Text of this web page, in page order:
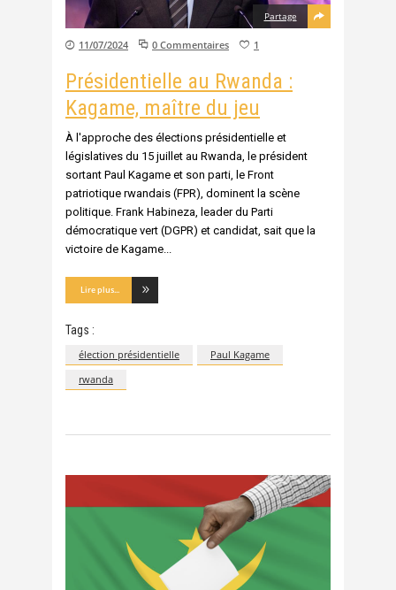
Partage
11/07/2024 0 Commentaires 1
Présidentielle au Rwanda :
Kagame, maître du jeu
À l'approche des élections présidentielle et
législatives du 15 juillet au Rwanda, le président
sortant Paul Kagame et son parti, le Front
patriotique rwandais (FPR), dominent la scène
politique. Frank Habineza, leader du Parti
démocratique vert (DGPR) et candidat, sait que la
victoire de Kagame
Lire plus...
Tags :
élection présidentielle
Paul Kagame
rwanda